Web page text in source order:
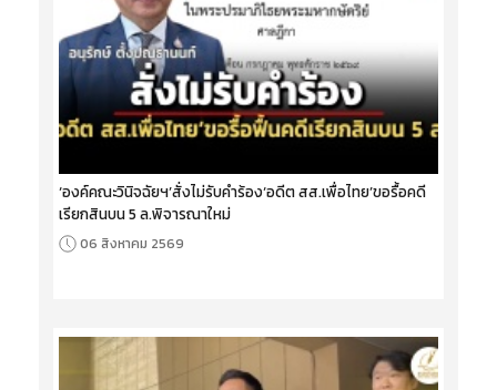
‘องค์คณะวินิจฉัยฯ’สั่งไม่รับคำร้อง‘อดีต สส.เพื่อไทย’ขอรื้อคดี
เรียกสินบน 5 ล.พิจารณาใหม่
06 สิงหาคม 2569